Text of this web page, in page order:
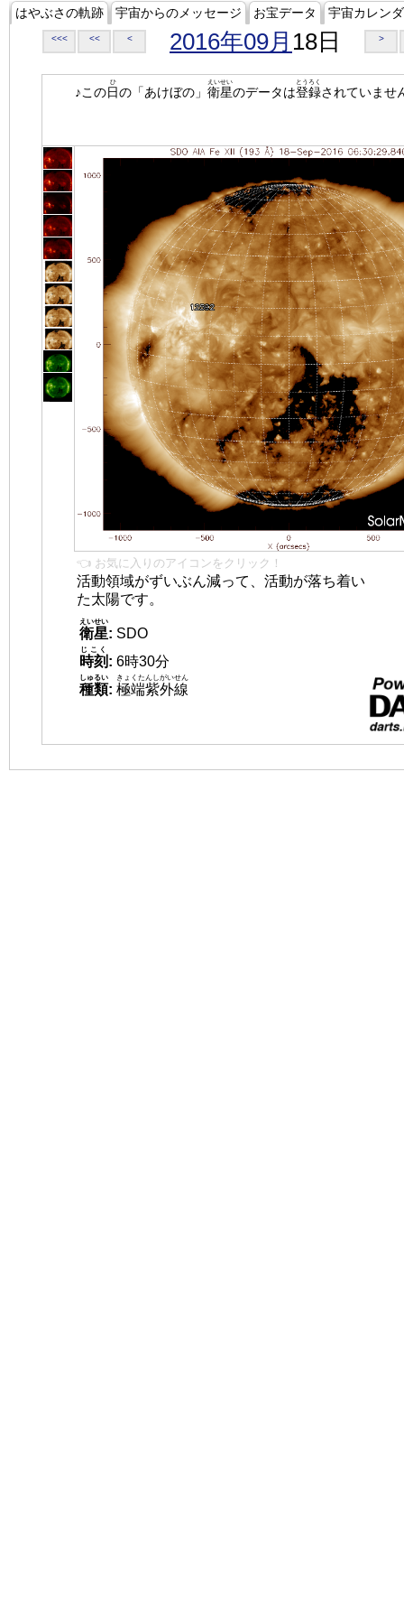
はやぶさの軌跡 宇宙からのメッセージ お宝データ 宇宙カレン
<<< << < 2016年09月 18日 >
♪この日
ひ
の「あけぼの」 衛星
えいせい
のデータは登録
とうろく
されていませ
👈 お気に入りのアイコンをクリック！
活動領域がずいぶん減って、活動が落ち着い
た太陽です。
衛星
えいせい
: SDO
時刻
じこく
: 6時30分
種類
しゅるい
: 極端紫外線
きょくたんしがいせん